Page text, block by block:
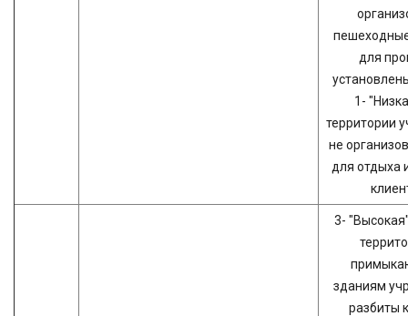
для
1-
территории
не
для отдыха
3-
зданиям
разбиты